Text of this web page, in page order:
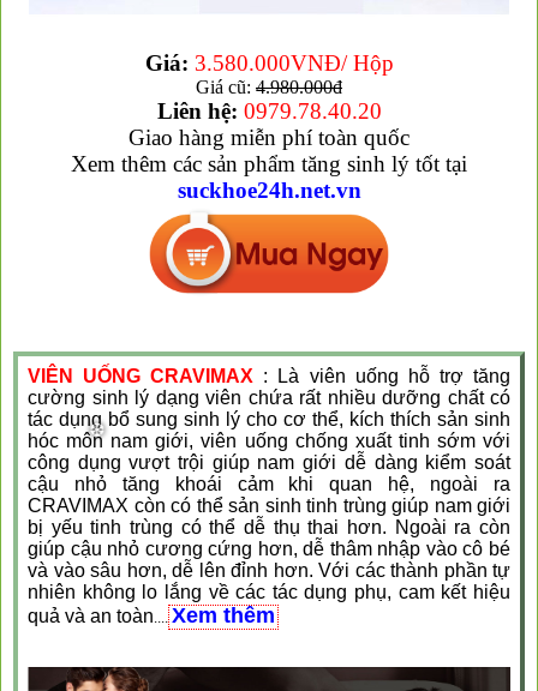
Giá: 3.580.000VNĐ/ Hộp
Giá cũ: 4.980.000đ
Liên hệ: 0979.78.40.20
Giao hàng miễn phí toàn quốc
Xem thêm các sản phẩm tăng sinh lý tốt tại
suckhoe24h.net.vn
VIÊN UỐNG CRAVIMAX : Là viên uống hỗ trợ tăng
cường sinh lý dạng viên chứa rất nhiều dưỡng chất có
tác dụng bổ sung sinh lý cho cơ thể, kích thích sản sinh
hóc môn nam giới,viên uống chống xuất tinh sớm với
công dụng vượt trội giúp nam giới dễ dàng kiểm soát
cậu nhỏ tăng khoái cảm khi quan hệ, ngoài ra
CRAVIMAX còn có thể sản sinh tinh trùng giúp nam giới
bị yếu tinh trùng có thể dễ thụ thai hơn. Ngoài ra còn
giúp cậu nhỏ cương cứng hơn, dễ thâm nhập vào cô bé
và vào sâu hơn, dễ lên đỉnh hơn. Với các thành phần tự
nhiên không lo lắng về các tác dụng phụ, cam kết hiệu
quả và an toàn ....Xem thêm